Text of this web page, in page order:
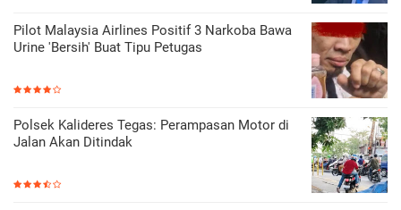
Pilot Malaysia Airlines Positif 3 Narkoba Bawa
Urine 'Bersih' Buat Tipu Petugas
Polsek Kalideres Tegas: Perampasan Motor di
Jalan Akan Ditindak